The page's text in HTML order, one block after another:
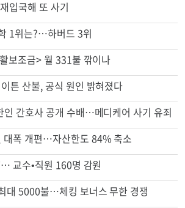
입국해 또 사기
1위는?…하버드 3위
보조금> 월 331불 깎이나
튼 산불, 공식 원인 밝혀졌다
인 간호사 공개 수배…메디케어 사기 유죄
대폭 개편…자산한도 84% 축소
교수•직원 160명 감원
대 5000불…체킹 보너스 무한 경쟁